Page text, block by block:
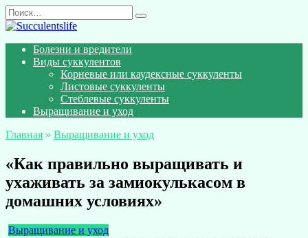
Перейти
к
Search
for:
Болезни и вредители
Виды суккулентов
Корневые или каудексные суккуленты
Листовые суккуленты
Стеблевые суккуленты
Выращивание и уход
Главная » Выращивание и уход
«Как правильно выращивать и
ухаживать за замиокулькасом в
домашних условиях»
Выращивание и уход